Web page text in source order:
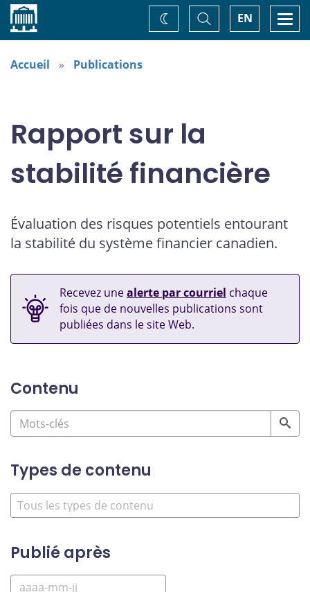
Accueil EN
Basculer
la
recherche
Changez
de
Accueil Publications
Rapport sur la
stabilité financière
Évaluation des risques potentiels entourant
la stabilité du système financier canadien.
Recevez unealerte par courriel chaque
fois que de nouvelles publications sont
publiées dans le site Web.
Contenu
Types de contenu
Publié après